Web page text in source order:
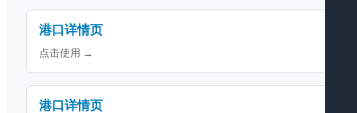
港口详情页
点击使用 →
港口详情页